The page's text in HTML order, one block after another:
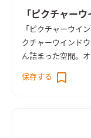
「ピクチャー
「ピクチャーウイ
クチャーウインド
ん詰まった空間。
リングファンと間
保存する